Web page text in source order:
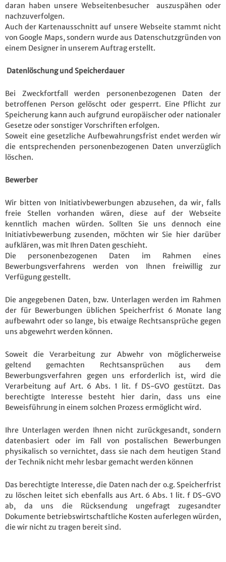
daran haben unsere Webseitenbesucher auszuspähen oder
nachzuverfolgen.
Auch der Kartenausschnitt auf unsere Webseite stammt nicht
von Google Maps, sondern wurde aus Datenschutzgründen von
einem Designer in unserem Auftrag erstellt.
Datenlöschung und Speicherdauer
Bei Zweckfortfall werden personenbezogenen Daten der
betroffenen Person gelöscht oder gesperrt. Eine Pflicht zur
Speicherung kann auch aufgrund europäischer oder nationaler
Gesetze oder sonstiger Vorschriften erfolgen.
Soweit eine gesetzliche Aufbewahrungsfrist endet werden wir
die entsprechenden personenbezogenen Daten unverzüglich
löschen.
Bewerber
Wir bitten von Initiativbewerbungen abzusehen, da wir, falls
freie Stellen vorhanden wären, diese auf der Webseite
kenntlich machen würden. Sollten Sie uns dennoch eine
Initiativbewerbung zusenden, möchten wir Sie hier darüber
aufklären, was mit Ihren Daten geschieht.
Die personenbezogenen Daten im Rahmen eines
Bewerbungsverfahrens werden von Ihnen freiwillig zur
Verfügung gestellt.
Die angegebenen Daten, bzw. Unterlagen werden im Rahmen
der für Bewerbungen üblichen Speicherfrist 6 Monate lang
aufbewahrt oder so lange, bis etwaige Rechtsansprüche gegen
uns abgewehrt werden können.
Soweit die Verarbeitung zur Abwehr von möglicherweise
geltend gemachten Rechtsansprüchen aus dem
Bewerbungsverfahren gegen uns erforderlich ist, wird die
Verarbeitung auf Art. 6 Abs. 1 lit. f DS-GVO gestützt. Das
berechtigte Interesse besteht hier darin, dass uns eine
Beweisführung in einem solchen Prozess ermöglicht wird.
Ihre Unterlagen werden Ihnen nicht zurückgesandt, sondern
datenbasiert oder im Fall von postalischen Bewerbungen
physikalisch so vernichtet, dass sie nach dem heutigen Stand
der Technik nicht mehr lesbar gemacht werden können
Das berechtigte Interesse, die Daten nach der o.g. Speicherfrist
zu löschen leitet sich ebenfalls aus Art. 6 Abs. 1 lit. f DS-GVO
ab, da uns die Rücksendung ungefragt zugesandter
Dokumente betriebswirtschaftliche Kosten auferlegen würden,
die wir nicht zu tragen bereit sind.